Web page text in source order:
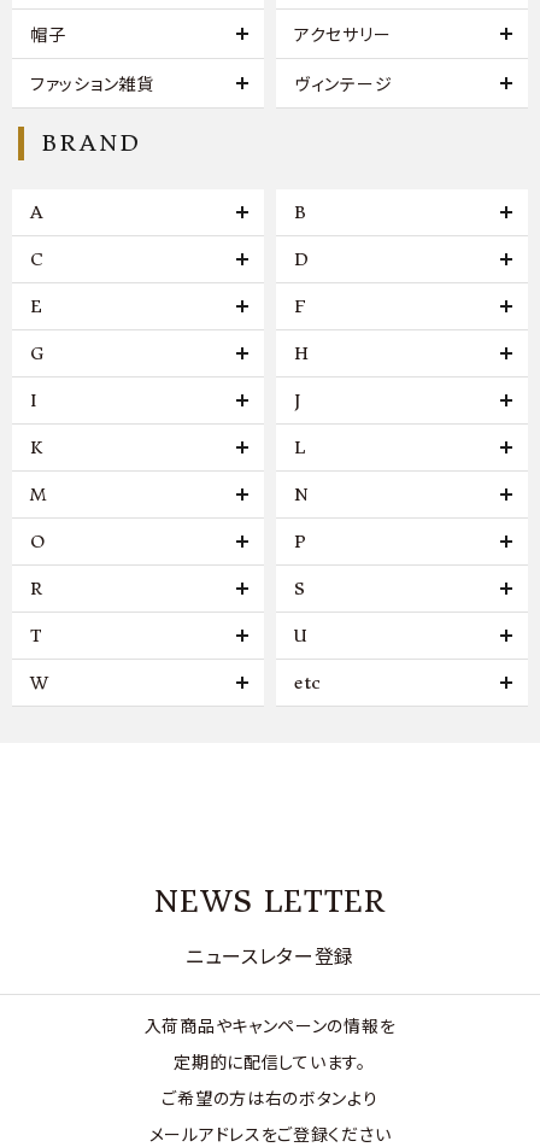
帽子 アクセサリー
ファッション雑貨 ヴィンテージ
BRAND
A B
C D
E F
G H
I J
K L
M N
O P
R S
T U
W etc
NEWS LETTER
ニュースレター登録
入荷商品やキャンペーンの情報を
定期的に配信しています。
ご希望の方は右のボタンより
メールアドレスをご登録ください